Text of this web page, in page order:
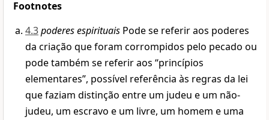
Footnotes
4.3poderes espirituais Pode se referir aos poderes
da criação que foram corrompidos pelo pecado ou
pode também se referir aos “princípios
elementares”, possível referência às regras da lei
que faziam distinção entre um judeu e um não-
judeu, um escravo e um livre, um homem e uma